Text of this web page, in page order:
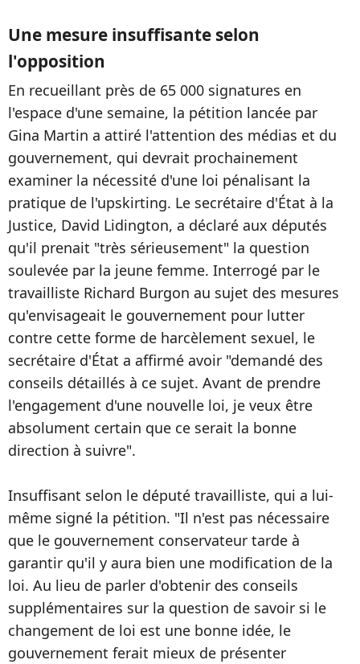
Une mesure insuffisante selon
l'opposition
En recueillant près de 65 000 signatures en
l'espace d'une semaine, la pétition lancée par
Gina Martin a attiré l'attention des médias et du
gouvernement, qui devrait prochainement
examiner la nécessité d'une loi pénalisant la
pratique de l'upskirting. Le secrétaire d'État à la
Justice, David Lidington, a déclaré aux députés
qu'il prenait "très sérieusement" la question
soulevée par la jeune femme. Interrogé par le
travailliste Richard Burgon au sujet des mesures
qu'envisageait le gouvernement pour lutter
contre cette forme de harcèlement sexuel, le
secrétaire d'État a affirmé avoir "demandé des
conseils détaillés à ce sujet. Avant de prendre
l'engagement d'une nouvelle loi, je veux être
absolument certain que ce serait la bonne
direction à suivre".
Insuffisant selon le député travailliste, qui a lui-
même signé la pétition. "Il n'est pas nécessaire
que le gouvernement conservateur tarde à
garantir qu'il y aura bien une modification de la
loi. Au lieu de parler d'obtenir des conseils
supplémentaires sur la question de savoir si le
changement de loi est une bonne idée, le
gouvernement ferait mieux de présenter